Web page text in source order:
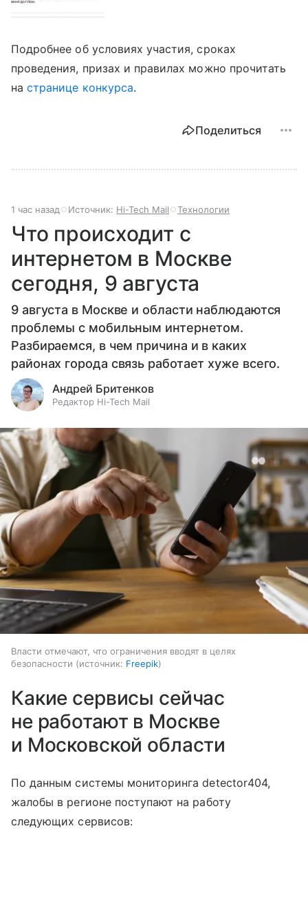
Подробнее об условиях участия, сроках
проведения, призах и правилах можно прочитать
настранице конкурса.
Поделиться
1 час назад Источник: Hi-Tech Mail Технологии
Что происходит с
интернетом в Москве
сегодня, 9 августа
9 августа в Москве и области наблюдаются
проблемы с мобильным интернетом.
Разбираемся, в чем причина и в каких
районах города связь работает хуже всего.
Андрей Бритенков
Редактор Hi-Tech Mail
Власти отмечают, что ограничения вводят в целях
безопасности
источник: Freepik
Какие сервисы сейчас
не работают в Москве
и Московской области
По данным системы мониторинга detector404,
жалобы в регионе поступают на работу
следующих сервисов: